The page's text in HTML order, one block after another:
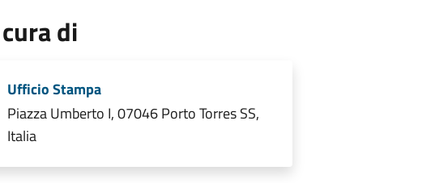
di
Ufficio Stampa
Piazza Umberto I, 07046 Porto Torres SS,
Italia